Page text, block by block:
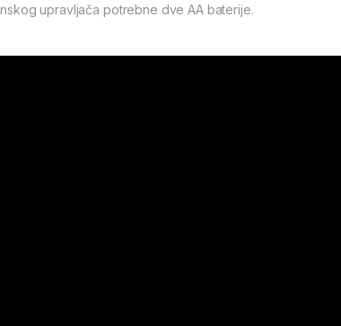
upravljača potrebne dve AA baterije.